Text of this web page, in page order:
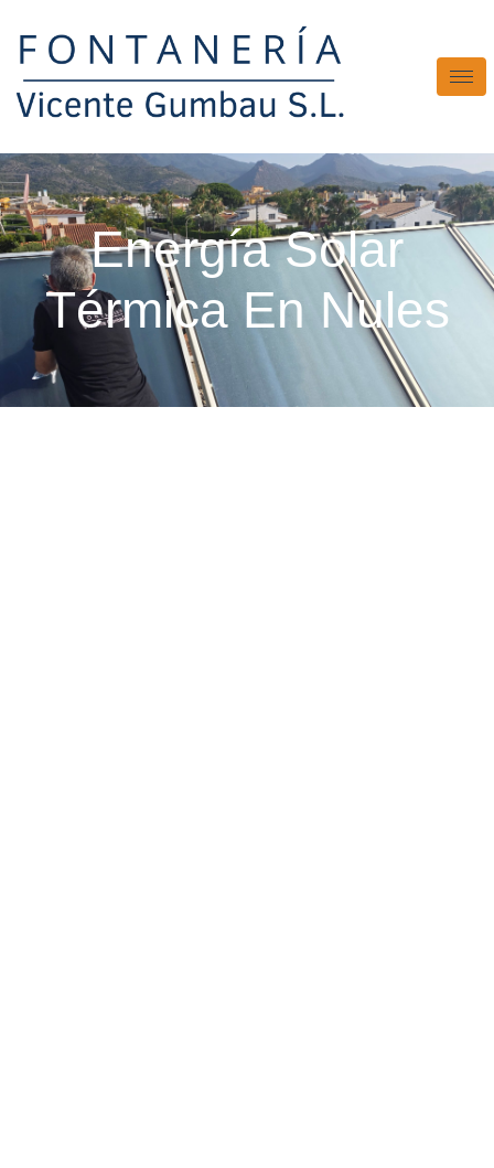
Energía Solar
Térmica En Nules